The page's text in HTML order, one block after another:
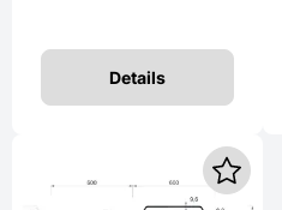
Details